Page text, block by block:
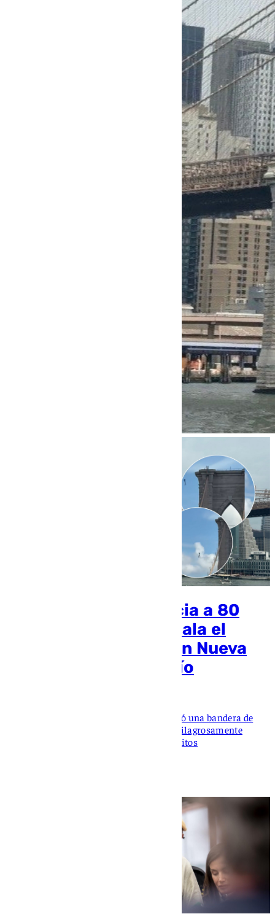
La temeraria secuencia a 80
metros de altura: escala el
puente de Brooklyn en Nueva
York y se lanza al vacío
Un hombre escaló una de las torres, colocó una bandera de
Kazajistán y se precipitó al East River y milagrosamente
sobrevivió y ahora se enfrenta a varios delitos